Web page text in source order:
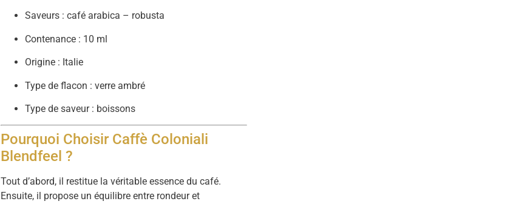
Saveurs : café arabica – robusta
Contenance : 10 ml
Origine : Italie
Type de flacon : verre ambré
Type de saveur : boissons
Pourquoi Choisir Caffè Coloniali
Blendfeel ?
Tout d’abord, il restitue la véritable essence du café.
Ensuite, il propose un équilibre entre rondeur et